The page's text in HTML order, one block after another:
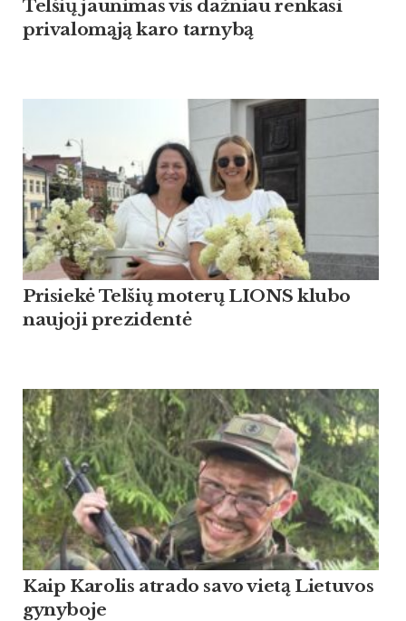
Tel­šių jau­ni­mas vis daž­niau ren­ka­si
pri­va­lomąją ka­ro tar­nybą
Pri­siekė Tel­šių mo­terų LIONS klu­bo
nau­jo­ji pre­zi­dentė
Kaip Ka­ro­lis at­ra­do sa­vo vietą Lie­tu­vos
gy­ny­bo­je